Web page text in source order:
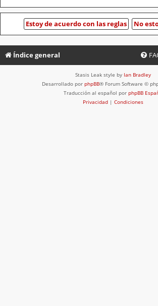
Índice general
Stasis Leak style by Ian Bradley
Desarrollado por phpBB® Forum Software ©
Traducción al español por phpBB
Privacidad | Condiciones